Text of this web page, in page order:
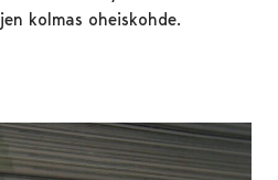
kolmas oheiskohde.